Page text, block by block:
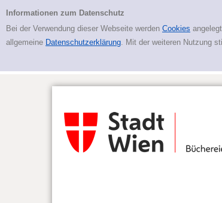
Erweiterte Suche
Informationen zum Datenschutz
Bei der Verwendung dieser Webseite werden Cookies
allgemeine Datenschutzerklärung. Mit der weiteren Nutzung